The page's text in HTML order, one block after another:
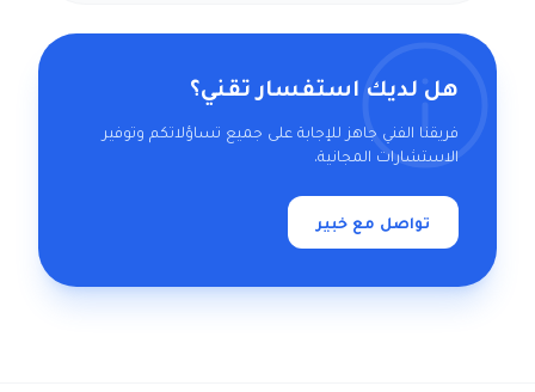
هل لديك استفسار تقني؟
فريقنا الفني جاهز للإجابة على جميع تساؤلاتكم وتوفير
الاستشارات المجانية.
تواصل مع خبير